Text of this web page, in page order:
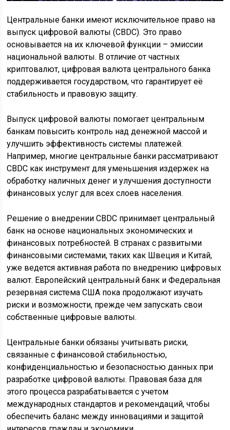
Центральные банки имеют исключительное право на
выпуск цифровой валюты (CBDC). Это право
основывается на их ключевой функции – эмиссии
национальной валюты. В отличие от частных
криптовалют, цифровая валюта центрального банка
поддерживается государством, что гарантирует её
стабильность и правовую защиту.
Выпуск цифровой валюты помогает центральным
банкам повысить контроль над денежной массой и
улучшить эффективность системы платежей.
Например, многие центральные банки рассматривают
CBDC как инструмент для уменьшения издержек на
обработку наличных денег и улучшения доступности
финансовых услуг для всех слоев населения.
Решение о внедрении CBDC принимает центральный
банк на основе национальных экономических и
финансовых потребностей. В странах с развитыми
финансовыми системами, таких как Швеция и Китай,
уже ведется активная работа по внедрению цифровых
валют. Европейский центральный банк и Федеральная
резервная система США пока продолжают изучать
риски и возможности, прежде чем запускать свои
собственные цифровые валюты.
Центральные банки обязаны учитывать риски,
связанные с финансовой стабильностью,
конфиденциальностью и безопасностью данных при
разработке цифровой валюты. Правовая база для
этого процесса разрабатывается с учетом
международных стандартов и рекомендаций, чтобы
обеспечить баланс между инновациями и защитой